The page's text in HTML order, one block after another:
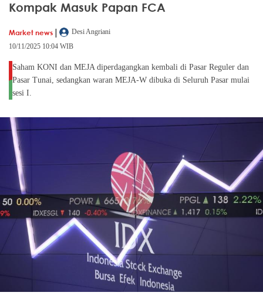
Kompak Masuk Papan FCA
Market news |
Desi Angriani
10/11/2025 10:04 WIB
Saham KONI dan MEJA diperdagangkan kembali di Pasar Reguler dan
Pasar Tunai, sedangkan waran MEJA-W dibuka di Seluruh Pasar mulai
sesi I.